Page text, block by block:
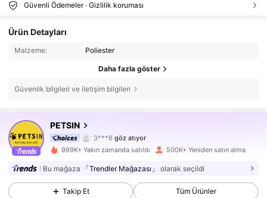
Güvenli Ödemeler · Gizlilik koruması
Ürün Detayları
Malzeme: Poliester
Daha fazla göster
Güvenlik bilgileri ve iletişim bilgileri
PETSIN
3***8 göz atıyor
218K Takipçiler
4,85 218K Takipçiler
999K+ Yakın zamanda satıldı 500K+ Yeniden satın alma
Bu mağaza 「Trendler Mağazası」 olarak seçildi
Takip Et Tüm Ürünler